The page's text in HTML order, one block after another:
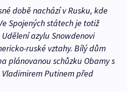
době nachází v Rusku, kde
Spojených státech je totiž
azylu Snowdenovi
ruské vztahy. Bílý dům
plánovanou schůzku Obamy s
Putinem před